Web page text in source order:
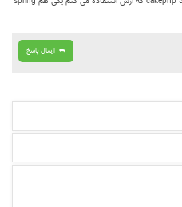
ارسال پاسخ